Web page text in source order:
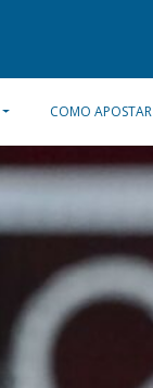
COMO APOSTAR